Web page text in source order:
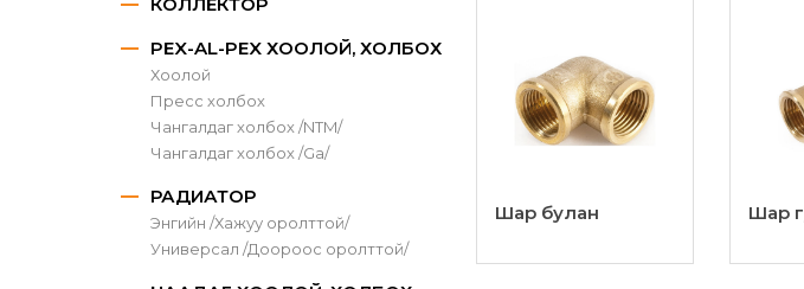
PEX-AL-PEX ХООЛОЙ, ХОЛБОХ
Хоолой
Пресс холбох
Чангалдаг холбох /NTM/
Чангалдаг холбох /Ga/
РАДИАТОР
Энгийн /Хажуу оролттой/
Универсал /Доороос оролттой/
Шар булан Шар